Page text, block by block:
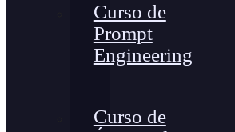
Curso de
Prompt
Engineering
Curso de